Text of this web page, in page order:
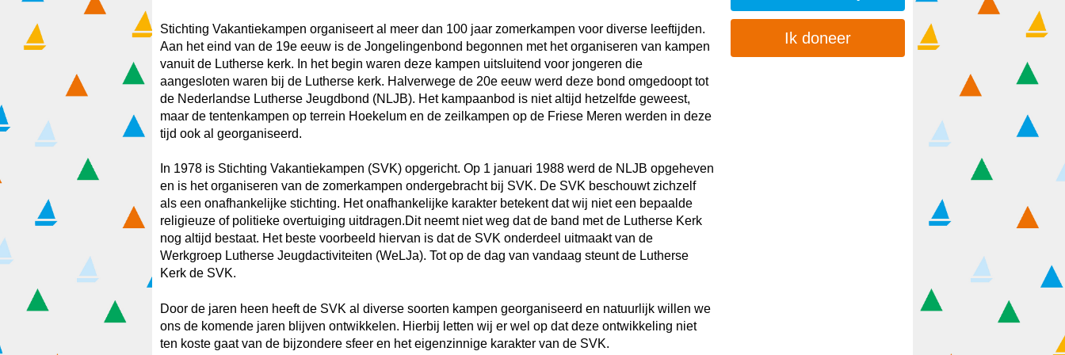
Stichting Vakantiekampen organiseert al meer dan 100 jaar zomerkampen voor diverse leeftijden.
Aan het eind van de 19e eeuw is de Jongelingenbond begonnen met het organiseren van kampen
vanuit de Lutherse kerk. In het begin waren deze kampen uitsluitend voor jongeren die
aangesloten waren bij de Lutherse kerk. Halverwege de 20e eeuw werd deze bond omgedoopt tot
de Nederlandse Lutherse Jeugdbond (NLJB). Het kampaanbod is niet altijd hetzelfde geweest,
maar de tentenkampen op terrein Hoekelum en de zeilkampen op de Friese Meren werden in deze
tijd ook al georganiseerd.
In 1978 is Stichting Vakantiekampen (SVK) opgericht. Op 1 januari 1988 werd de NLJB opgeheven
en is het organiseren van de zomerkampen ondergebracht bij SVK. De SVK beschouwt zichzelf
als een onafhankelijke stichting. Het onafhankelijke karakter betekent dat wij niet een bepaalde
religieuze of politieke overtuiging uitdragen.Dit neemt niet weg dat de band met de Lutherse Kerk
nog altijd bestaat. Het beste voorbeeld hiervan is dat de SVK onderdeel uitmaakt van de
Werkgroep Lutherse Jeugdactiviteiten (WeLJa). Tot op de dag van vandaag steunt de Lutherse
Kerk de SVK.
Door de jaren heen heeft de SVK al diverse soorten kampen georganiseerd en natuurlijk willen we
ons de komende jaren blijven ontwikkelen. Hierbij letten wij er wel op dat deze ontwikkeling niet
ten koste gaat van de bijzondere sfeer en het eigenzinnige karakter van de SVK.
Ik doneer